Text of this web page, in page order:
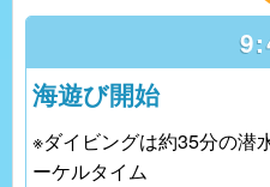
海遊び開始
※ダイビングは約35分の潜
ーケルタイム